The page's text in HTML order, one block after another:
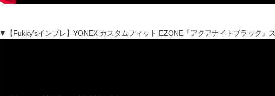
▼【Fukky'sインプレ】YONEX カスタムフィット EZONE『アクアナイトブラック』